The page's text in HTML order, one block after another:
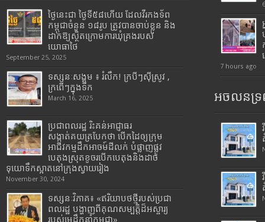
ថ្ងៃនេះជា ថ្ងៃទី៥៨ហើយ ដែលវីរកងទ័ព
កម្ពុជាចំនួន ១៨រូប ត្រូវបានចាប់ខ្លួន និង
ដាក់ឱ្យស្ថិតក្រោមការឃុំគ្រងរបស់
យោធាថៃ
September 25, 2025
ទស្សនៈសង្គម ៖ រំលឹក! ក្របីៗស៊ីស្រូវ ,
ក្រពើៗក្នុងទឹក
March 16, 2025
ប្រជាពលរដ្ឋ រិះគន់អាជ្ញាធរ
សង្កាត់គយត្របែកថា បើកដៃឲ្យក្រុម
អាជីវកម្មដឹកអាចម៍ដីលក់ បំផ្លាញផ្លូវ
បេតុងស្រុតខូចរបើកបេតុងនិងដាច់
ទុយោទឹកស្អាតនៅក្រុងស្វាយរៀង
November 30, 2024
ទស្សនៈវិភាគ៖ «ឥរិយាបថថ្មីរបស់ប្រជា
ពលរដ្ឋ បង្ហាញពីគុណសម្បត្តិដ៏អស្ចារ្យ
របស់មេដឹកនាំកម្ពុជា»
7 hours ago
អចលនទ្រ